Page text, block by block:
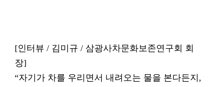
[인터뷰 / 김미규 / 삼광사차문화보존연구회 회
장]
“자기가 차를 우리면서 내려오는 물을 본다든지,